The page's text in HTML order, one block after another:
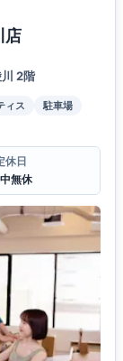
店
2階
ィス
駐車場
休日
無休